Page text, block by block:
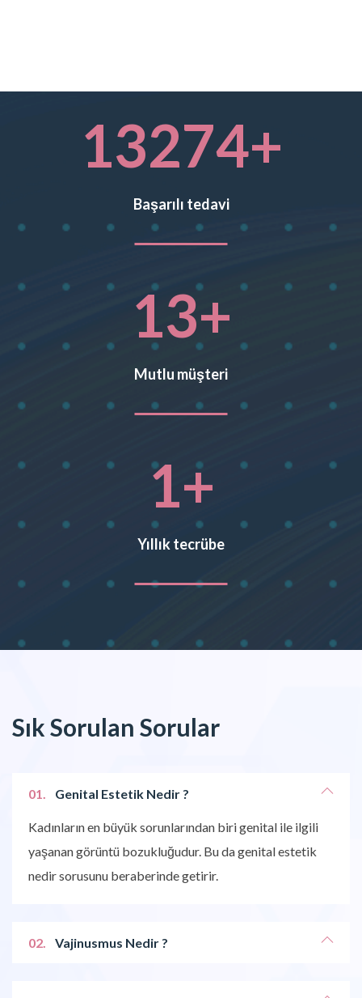
13274+
Başarılı tedavi
13+
Mutlu müşteri
1+
Yıllık tecrübe
Sık Sorulan Sorular
01. Genital Estetik Nedir ?
Kadınların en büyük sorunlarından biri genital ile ilgili
yaşanan görüntü bozukluğudur. Bu da genital estetik
nedir sorusunu beraberinde getirir.
02. Vajinusmus Nedir ?